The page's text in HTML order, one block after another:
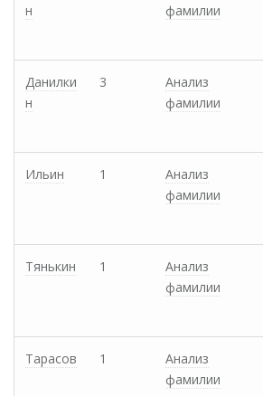
н
фамилии
Данилки
н
3
Анализ
фамилии
Ильин 1
Анализ
фамилии
Тянькин 1
Анализ
фамилии
Тарасов 1
Анализ
фамилии